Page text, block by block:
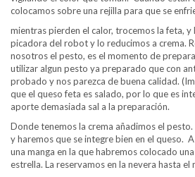
colocamos sobre una rejilla para que se
mientras pierden el calor, trocemos la feta, y
picadora del robot y lo reducimos a crema.
nosotros el pesto, es el momento de
utilizar algun pesto ya preparado que con
probado y nos parezca de buena calidad.
que el queso feta es salado, por lo que es
aporte demasiada sal a la preparación.
Donde tenemos la crema añadimos el
y haremos que se integre bien en el queso.
una manga en la que habremos colocado
estrella. La reservamos en la nevera hasta